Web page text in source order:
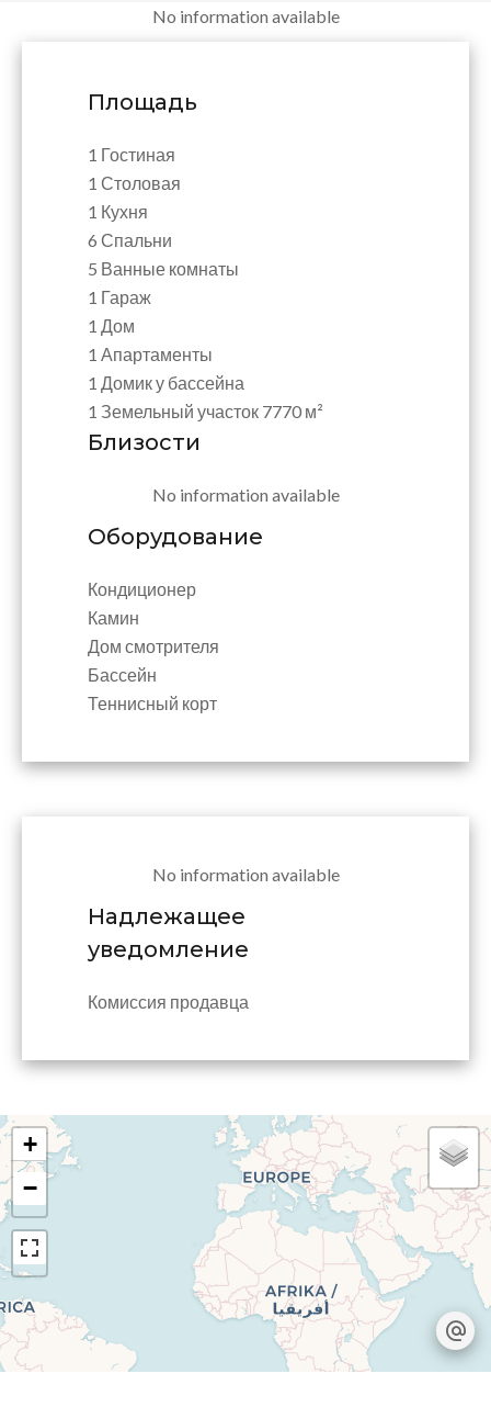
No information available
Площадь
1 Гостиная
1 Столовая
1 Кухня
6 Спальни
5 Ванные комнаты
1 Гараж
1 Дом
1 Апартаменты
1 Домик у бассейна
1 Земельный участок 7770 м²
Близости
No information available
Оборудование
Кондиционер
Камин
Дом смотрителя
Бассейн
Теннисный корт
No information available
Надлежащее
уведомление
Комиссия продавца
+
−